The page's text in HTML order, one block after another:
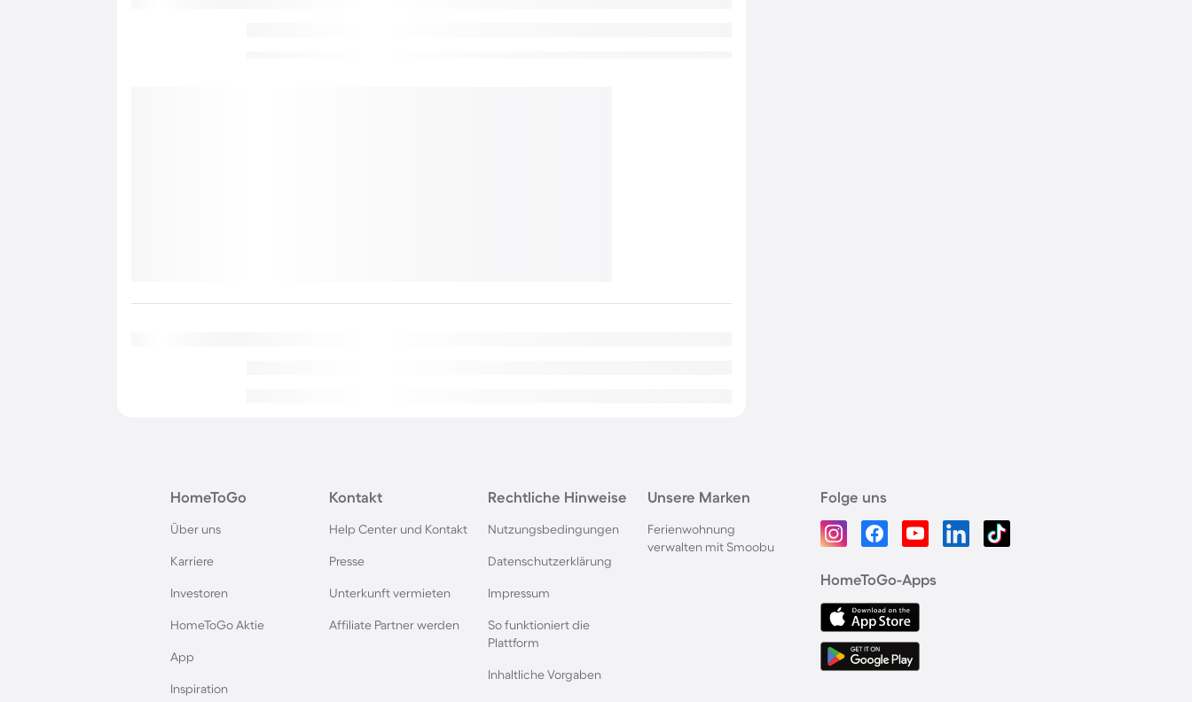
HomeToGo
Über uns
Karriere
Investoren
HomeToGo Aktie
App
Inspiration
Kontakt
Help Center und Kontakt
Presse
Unterkunft vermieten
Affiliate Partner werden
Rechtliche Hinweise
Nutzungsbedingungen
Datenschutzerklärung
Impressum
So funktioniert die
Plattform
Inhaltliche Vorgaben
Unsere Marken
Ferienwohnung
verwalten mit Smoobu
Folge uns
HomeToGo-Apps